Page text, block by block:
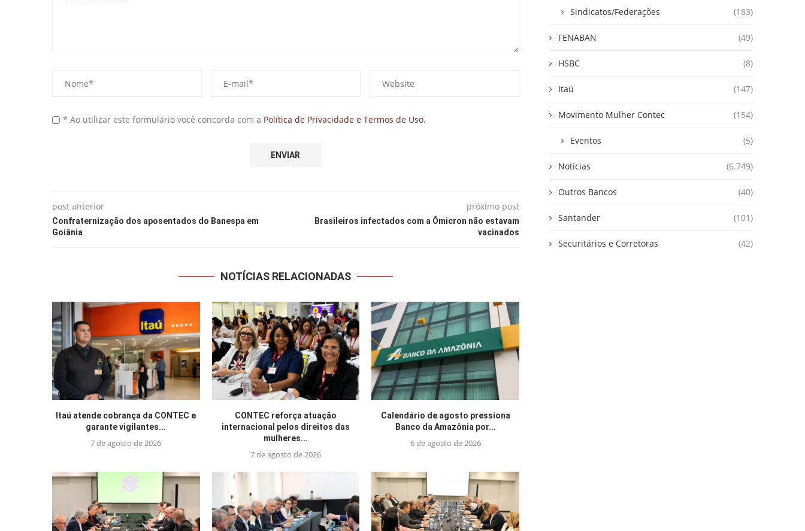
* Ao utilizar este formulário você concorda com a Política de Privacidade e Termos de Uso.
post anterior
Confraternização dos aposentados do Banespa em
Goiânia
próximo post
Brasileiros infectados com a Ômicron não estavam
vacinados
NOTÍCIAS RELACIONADAS
Itaú atende cobrança da CONTEC e
garante vigilantes...
7 de agosto de 2026
CONTEC reforça atuação
internacional pelos direitos das
mulheres...
7 de agosto de 2026
Calendário de agosto pressiona
Banco da Amazônia por...
6 de agosto de 2026
Sindicatos/Federações (183)
FENABAN (49)
HSBC (8)
Itaú (147)
Movimento Mulher Contec (154)
Eventos (5)
Notícias (6.749)
Outros Bancos (40)
Santander (101)
Securitários e Corretoras (42)